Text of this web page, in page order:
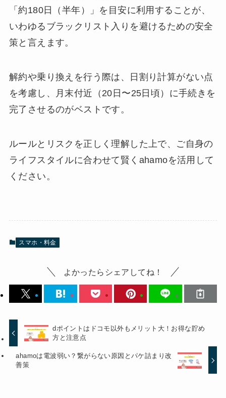
「約180日（半年）」を目安に利用することが、
いわゆるブラックリスト入りを避けるための安全
策と言えます。
解約や乗り換えを行う際は、日割り計算がない点
を考慮し、月末付近（20日〜25日頃）に手続きを
完了させるのがベストです。
ルールとリスクを正しく理解した上で、ご自身の
ライフスタイルに合わせて賢くahamoを活用して
ください。
スマホ・料金
よかったらシェアしてね！
dポイントはドコモ以外もメリット大！お得な貯め
方と注意点
ahamoは電波弱い？繋がらない原因とパケ詰まり改
善策